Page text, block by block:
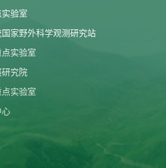
验室
家野外科学观测研究站
实验室
究院
实验室
心